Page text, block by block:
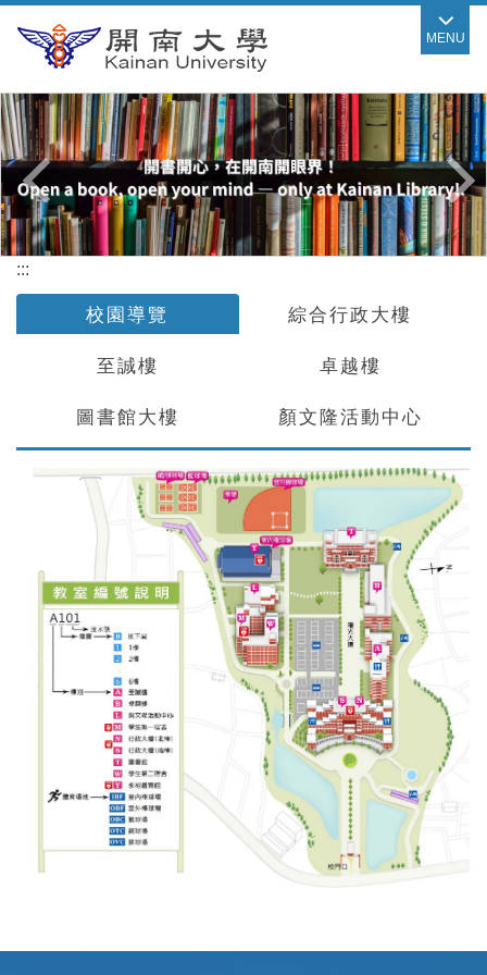
到
要
內
容
區
MENU
:::
校園導覽 綜合行政大樓
至誠樓 卓越樓
圖書館大樓 顏文隆活動中心